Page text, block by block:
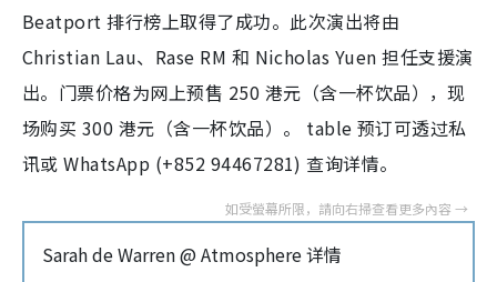
Beatport 排行榜上取得了成功。此次演出将由
Christian Lau、Rase RM 和 Nicholas Yuen 担任支援演
出。门票价格为网上预售 250 港元（含一杯饮品），现
场购买 300 港元（含一杯饮品）。 table 预订可透过私
讯或 WhatsApp (+852 94467281) 查询详情。
Sarah de Warren @ Atmosphere 详情